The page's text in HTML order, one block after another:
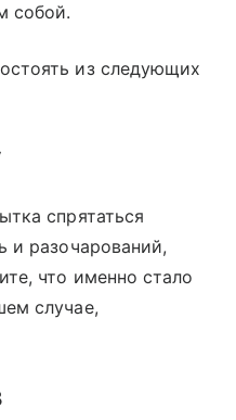
собой.
из следующих
спрятаться
и разочарований,
что именно стало
случае,